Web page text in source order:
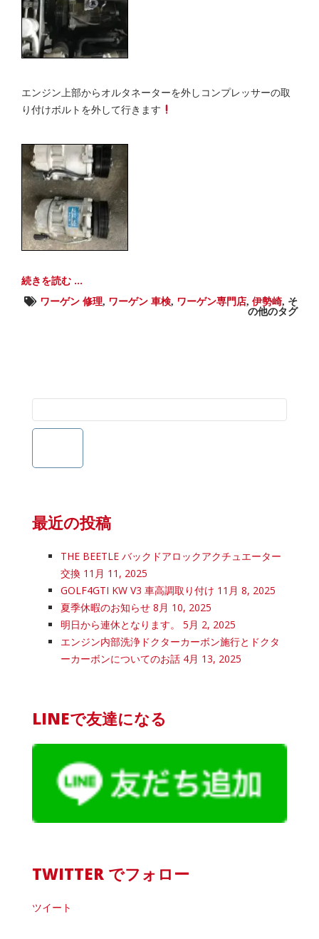
エンジン上部からオルタネーターを外しコンプレッサーの取
り付けボルトを外して行きます
続きを読む ...
ワーゲン 修理, ワーゲン 車検, ワーゲン専門店, 伊勢崎, そ
の他のタグ
最近の投稿
THE BEETLE バックドアロックアクチュエーター
交換 11月 11, 2025
GOLF4GTI KW V3 車高調取り付け 11月 8, 2025
夏季休暇のお知らせ 8月 10, 2025
明日から連休となります。
5月 2, 2025
エンジン内部洗浄ドクターカーボン施行とドクタ
ーカーボンについてのお話 4月 13, 2025
LINEで友達になる
TWITTER でフォロー
ツイート